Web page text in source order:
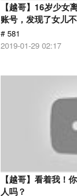
【越哥】16岁少女
账号，发现了女儿
# 581
2019-01-29 02:17
【越哥】看着我！
人吗？